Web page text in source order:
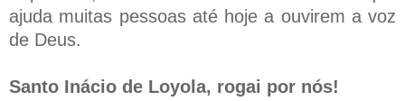
ajuda muitas pessoas até hoje a ouvirem a voz
de Deus.
Santo Inácio de Loyola, rogai por nós!